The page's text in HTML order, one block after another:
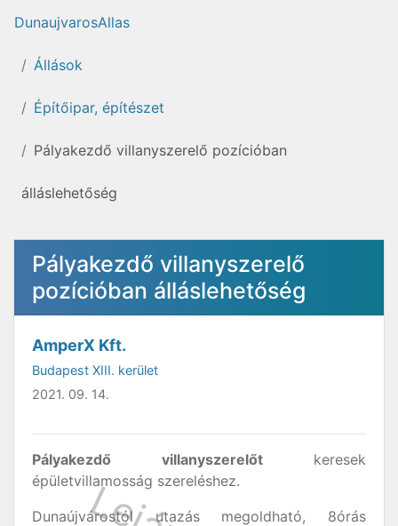
DunaujvarosAllas
Állások
Építőipar, építészet
Pályakezdő villanyszerelő pozícióban
álláslehetőség
Pályakezdő villanyszerelő
pozícióban álláslehetőség
AmperX Kft.
Budapest XIII. kerület
2021. 09. 14.
Pályakezdő villanyszerelőt keresek
épületvillamosság szereléshez.
Dunaújvárostól utazás megoldható, 8órás